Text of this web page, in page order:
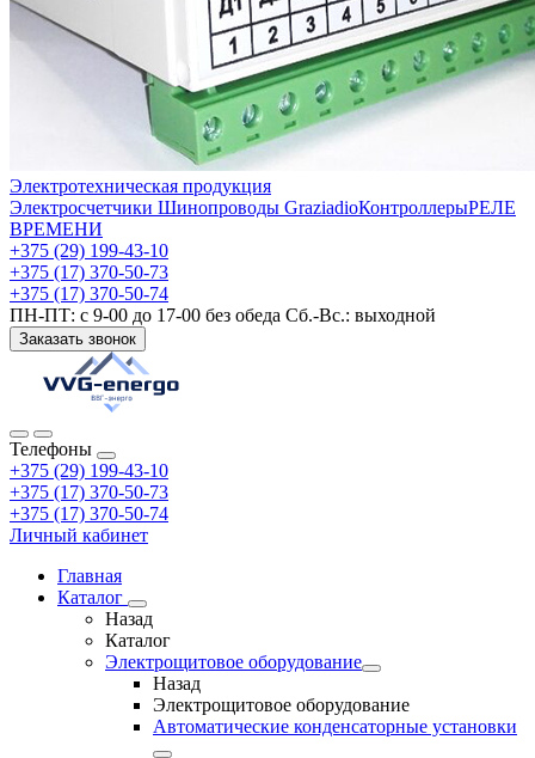
Электротехническая продукция
Электросчетчики Шинопроводы GraziadioКонтроллерыРЕЛЕ
ВРЕМЕНИ
+375 (29) 199-43-10
+375 (17) 370-50-73
+375 (17) 370-50-74
ПН-ПТ: с 9-00 до 17-00 без обеда Сб.-Вс.: выходной
Заказать звонок
Телефоны
+375 (29) 199-43-10
+375 (17) 370-50-73
+375 (17) 370-50-74
Личный кабинет
Главная
Каталог
Назад
Каталог
Электрощитовое оборудование
Назад
Электрощитовое оборудование
Автоматические конденсаторные установки